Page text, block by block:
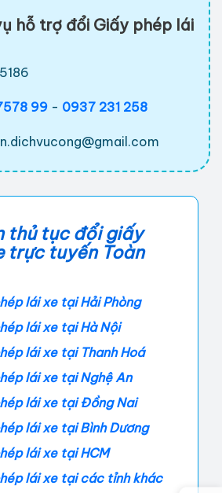
hỗ trợ đổi Giấy phép lái
99 - 0937 231 258
thủ tục đổi giấy
trực tuyến Toàn
lái xe tại Hải Phòng
lái xe tại Hà Nội
lái xe tại Thanh Hoá
lái xe tại Nghệ An
lái xe tại Đồng Nai
lái xe tại Bình Dương
lái xe tại HCM
lái xe tại các tỉnh khác